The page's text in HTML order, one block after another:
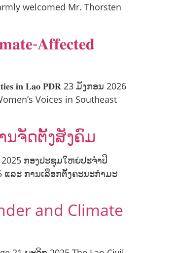
welcomed Mr. Thorsten
𝐀𝐟𝐟𝐞𝐜𝐭𝐞𝐝
𝐢𝐧 𝐋𝐚𝐨 𝐏𝐃𝐑 23 ມັງກອນ 2026
Voices in Southeast
ນຈັດຕັ້ງສັງຄົມ
ກອງປະຊຸມໃຫຍ່ປະຈໍາປີ
ແລະ ການເລືອກຕັ້ງຄະນະກໍາມະ
and Climate